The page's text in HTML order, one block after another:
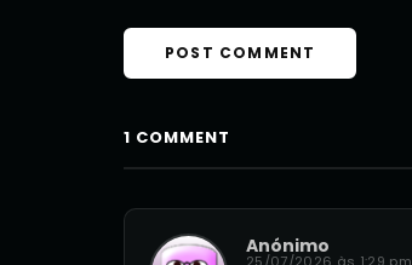
1 COMMENT
Anónimo
25/07/2026 às 1:29 pm